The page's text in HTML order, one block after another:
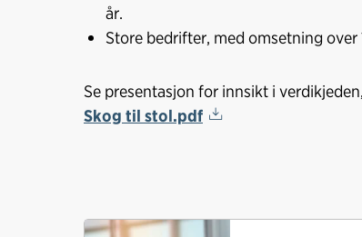
år.
Store bedrifter, med omsetning
Se presentasjon for innsikt i
Skog til stol.pdf